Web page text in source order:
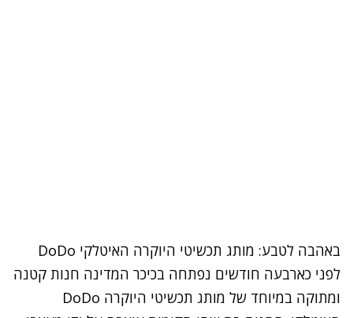
באהבה לטבע: מותג תכשיטי היוקרה האיטלקי DoDo
לפני כארבעה חודשים נפתחה בכיכר המדינה חנות קטנה
ומתוקה במיוחד של מותג תכשיטי היוקרה DoDo